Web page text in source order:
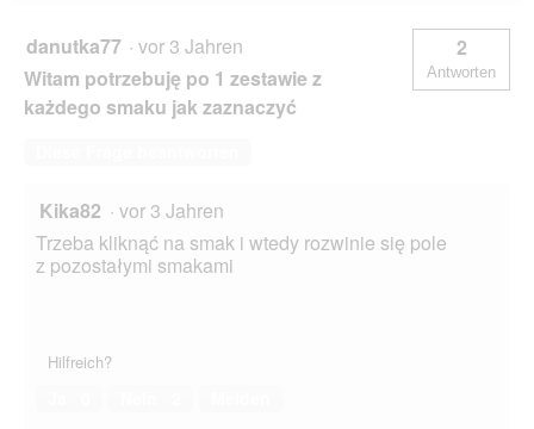
danutka77 · vor 3 Jahren
Witam potrzebuję po 1 zestawie z
każdego smaku jak zaznaczyć
2
Antworten
Kika82 · vor 3 Jahren
Trzeba kliknąć na smak i wtedy rozwinie się pole
z pozostałymi smakami
Hilfreich?